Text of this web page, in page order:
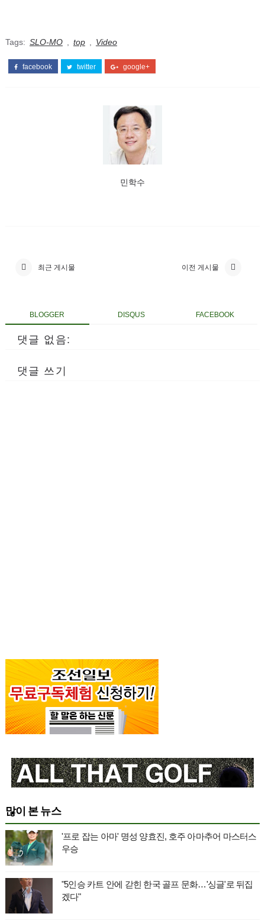
Tags: SLO-MO top Video
facebook twitter google+
민학수
최근 게시물 이전 게시물
BLOGGER DISQUS FACEBOOK
댓글 없음:
댓글 쓰기
많이 본 뉴스
'프로 잡는 아마' 명성 양효진, 호주 아마추어 마스터스
우승
"5인승 카트 안에 갇힌 한국 골프 문화…'싱글'로 뒤집
겠다"